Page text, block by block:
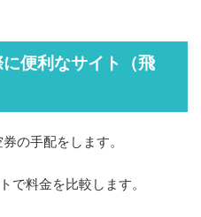
便利なサイト（飛
の手配をします。
で料金を比較します。